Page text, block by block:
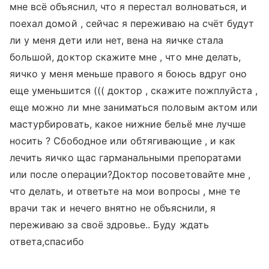
мне всё объяснил, что я перестал волноваться, и
поехал домой , сейчас я переживаю на счёт будут
ли у меня дети или нет, вена на яичке стала
большой, доктор скажите мне , что мне делать,
яичко у меня меньше правого я боюсь вдруг оно
еще уменьшится ((( доктор , скажите пожплуйста ,
еще можно ли мне заниматься половым актом или
мастурбировать, какое нижние бельё мне лучше
носить ? Сбободное или обтягивающие , и как
лечить яичко щас гарманальными препоратами
или после операции?Доктор посоветовайте мне ,
что делать, и ответьте на мои вопросы , мне те
врачи так и нечего внятно не объяснили, я
переживаю за своё здровье.. Буду ждать
ответа,спасибо